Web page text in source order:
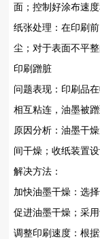
面；控制好涂布速
纸张处理‌：在印刷
尘；对于表面不平
印刷蹭脏
问题表现‌：印刷品
相互粘连，油墨被
原因分析‌：油墨干
间干燥；收纸装置
解决方法‌：
加快油墨干燥‌：选
促进油墨干燥；采
调整印刷速度‌：根